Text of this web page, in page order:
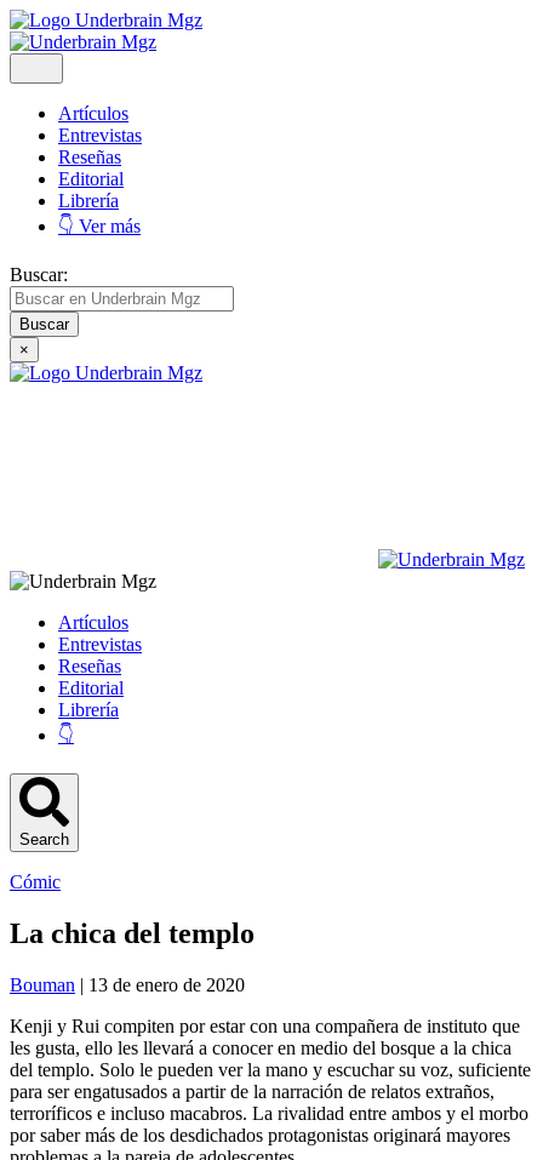
Artículos
Entrevistas
Reseñas
Editorial
Librería
👇 Ver más
Buscar:
×
Artículos
Entrevistas
Reseñas
Editorial
Librería
👇
Search
Cómic
La chica del templo
Bouman | 13 de enero de 2020
Kenji y Rui compiten por estar con una compañera de instituto que
les gusta, ello les llevará a conocer en medio del bosque a la chica
del templo. Solo le pueden ver la mano y escuchar su voz, suficiente
para ser engatusados a partir de la narración de relatos extraños,
terroríficos e incluso macabros. La rivalidad entre ambos y el morbo
por saber más de los desdichados protagonistas originará mayores